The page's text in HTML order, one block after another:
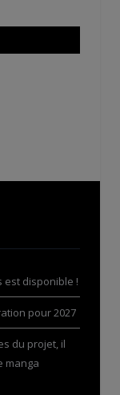
est disponible !
pour 2027
du projet, il
manga